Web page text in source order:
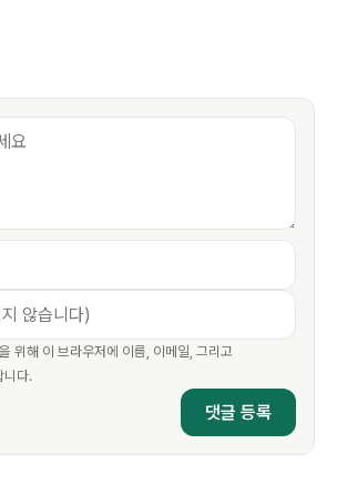
위해 이 브라우저에 이름, 이메일, 그리고
니다.